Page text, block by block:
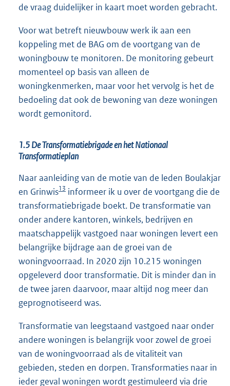
de vraag duidelijker in kaart moet worden gebracht.
Voor wat betreft nieuwbouw werk ik aan een
koppeling met de BAG om de voortgang van de
woningbouw te monitoren. De monitoring gebeurt
momenteel op basis van alleen de
woningkenmerken, maar voor het vervolg is het de
bedoeling dat ook de bewoning van deze woningen
wordt gemonitord.
1.5 De Transformatiebrigade en het Nationaal
Transformatieplan
Naar aanleiding van de motie van de leden Boulakjar
en Grinwis13 informeer ik u over de voortgang die de
transformatiebrigade boekt. De transformatie van
onder andere kantoren, winkels, bedrijven en
maatschappelijk vastgoed naar woningen levert een
belangrijke bijdrage aan de groei van de
woningvoorraad. In 2020 zijn 10.215 woningen
opgeleverd door transformatie. Dit is minder dan in
de twee jaren daarvoor, maar altijd nog meer dan
geprognotiseerd was.
Transformatie van leegstaand vastgoed naar onder
andere woningen is belangrijk voor zowel de groei
van de woningvoorraad als de vitaliteit van
gebieden, steden en dorpen. Transformaties naar in
ieder geval woningen wordt gestimuleerd via drie